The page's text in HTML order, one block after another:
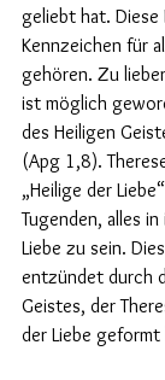
geliebt hat.
Kennzeichen für
gehören. Zu
ist möglich
des Heiligen
(Apg 1,8).
„Heilige der
Tugenden, alles
Liebe zu sein.
entzündet durch
Geistes, der
der Liebe geformt